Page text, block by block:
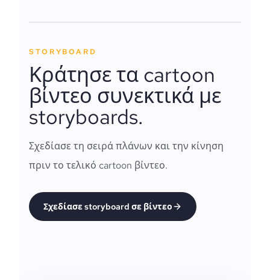
STORYBOARD
Κράτησε τα cartoon
βίντεο συνεκτικά με
storyboards.
Σχεδίασε τη σειρά πλάνων και την κίνηση
πριν το τελικό cartoon βίντεο.
Σχεδίασε storyboard σε βίντεο